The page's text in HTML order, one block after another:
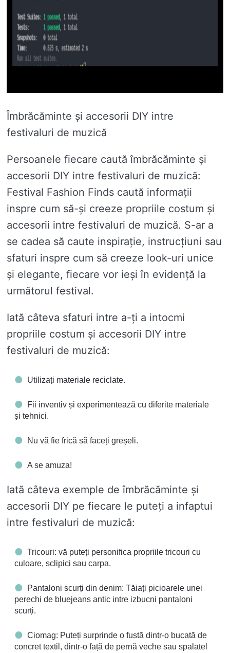
Îmbrăcăminte și accesorii DIY intre
festivaluri de muzică
Persoanele fiecare caută îmbrăcăminte și
accesorii DIY intre festivaluri de muzică:
Festival Fashion Finds caută informații
inspre cum să-și creeze propriile costum și
accesorii intre festivaluri de muzică. S-ar a
se cadea să caute inspirație, instrucțiuni sau
sfaturi inspre cum să creeze look-uri unice
și elegante, fiecare vor ieși în evidență la
următorul festival.
Iată câteva sfaturi intre a-ți a intocmi
propriile costum și accesorii DIY intre
festivaluri de muzică:
Utilizați materiale reciclate.
Fii inventiv și experimentează cu diferite materiale
și tehnici.
Nu vă fie frică să faceți greșeli.
A se amuza!
Iată câteva exemple de îmbrăcăminte și
accesorii DIY pe fiecare le puteți a infaptui
intre festivaluri de muzică:
Tricouri: vă puteți personifica propriile tricouri cu
culoare, sclipici sau carpa.
Pantaloni scurți din denim: Tăiați picioarele unei
perechi de bluejeans antic intre izbucni pantaloni
scurți.
Ciomag: Puteți surprinde o fustă dintr-o bucată de
concret textil, dintr-o față de pernă veche sau spalatel